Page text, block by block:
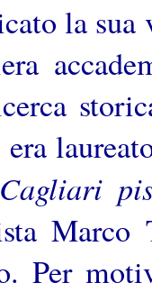
la
Cagliari
Per